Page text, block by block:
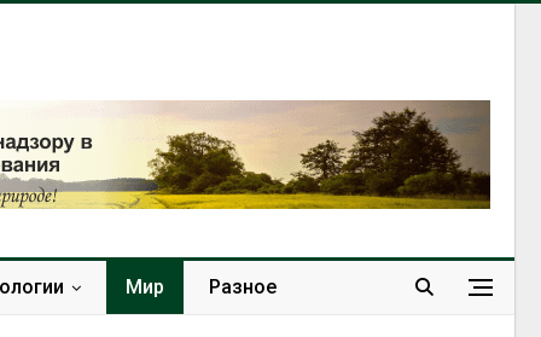
Мир Разное